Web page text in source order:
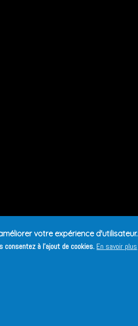
votre expérience d'utilisateur.
consentez à l'ajout de cookies. En savoir plus